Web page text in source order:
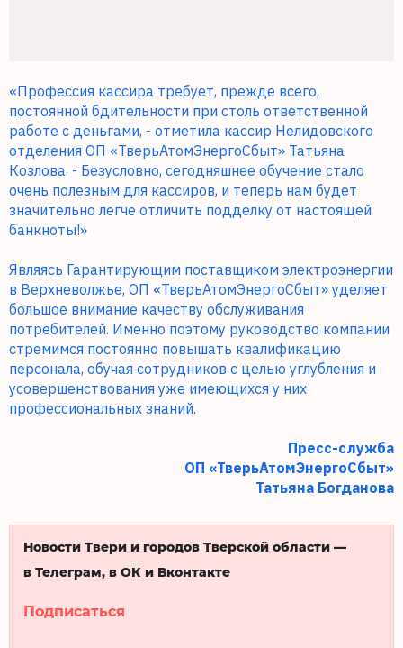
«Профессия кассира требует, прежде всего,
постоянной бдительности при столь ответственной
работе с деньгами, - отметила кассир Нелидовского
отделения ОП «ТверьАтомЭнергоСбыт» Татьяна
Козлова. - Безусловно, сегодняшнее обучение стало
очень полезным для кассиров, и теперь нам будет
значительно легче отличить подделку от настоящей
банкноты!»
Являясь Гарантирующим поставщиком электроэнергии
в Верхневолжье, ОП «ТверьАтомЭнергоСбыт» уделяет
большое внимание качеству обслуживания
потребителей. Именно поэтому руководство компании
стремимся постоянно повышать квалификацию
персонала, обучая сотрудников с целью углубления и
усовершенствования уже имеющихся у них
профессиональных знаний.
Пресс-служба
ОП «ТверьАтомЭнергоСбыт»
Татьяна Богданова
Новости Твери и городов Тверской области —
в Телеграм, в ОК и Вконтакте
Подписаться